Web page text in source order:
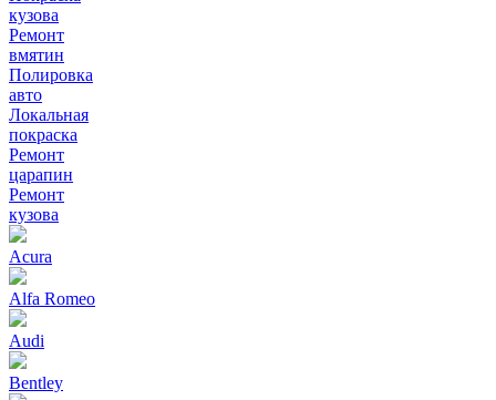
кузова
Ремонт
вмятин
Полировка
авто
Локальная
покраска
Ремонт
царапин
Ремонт
кузова
Acura
Alfa Romeo
Audi
Bentley